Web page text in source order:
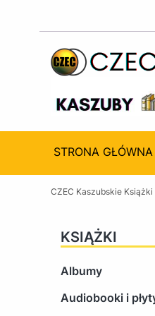
STRONA GŁÓWNA
CZEC Kaszubskie
KSIĄŻKI
Albumy
Audiobooki i